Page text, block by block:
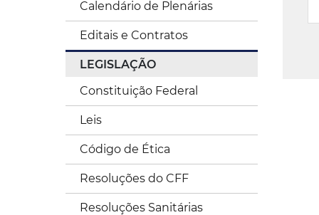
Calendário de Plenárias
Editais e Contratos
LEGISLAÇÃO
Constituição Federal
Leis
Código de Ética
Resoluções do CFF
Resoluções Sanitárias